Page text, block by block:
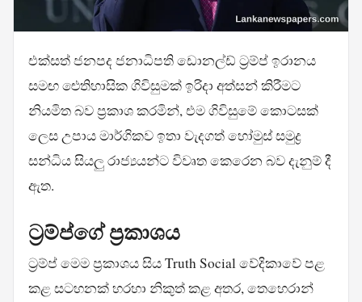
එක්සත් ජනපද ජනාධිපති ඩොනල්ඩ් ට්‍රම්ප් ඉරානය
සමඟ ඓතිහාසික ගිවිසුමක් ඉරිදා අත්සන් කිරීමට
නියමිත බව ප්‍රකාශ කරමින්, එම ගිවිසුමේ කොටසක්
ලෙස උපාය මාර්ගිකව ඉතා වැදගත් හෝමුස් සමුද්‍ර
සන්ධිය සියලු රාජ්‍යයන්ට විවෘත කෙරෙන බව දැනුම් දී
ඇත.
ට්‍රම්ප්ගේ ප්‍රකාශය
ට්‍රම්ප් මෙම ප්‍රකාශය සිය Truth Social වේදිකාවේ පළ
කළ සටහනක් හරහා නිකුත් කළ අතර, තෙහෙරාන්